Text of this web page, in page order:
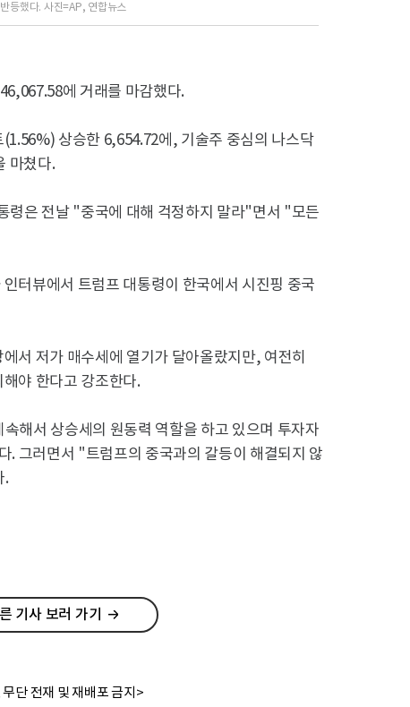
등했다. 사진=AP, 연합뉴스
에 거래를 마감했다.
상승한 6,654.72에, 기술주 중심의 나스닥
마쳤다.
령은 전날 "중국에 대해 걱정하지 말라"면서 "모든
터뷰에서 트럼프 대통령이 한국에서 시진핑 중국
서 저가 매수세에 열기가 달아올랐지만, 여전히
야 한다고 강조한다.
해서 상승세의 원동력 역할을 하고 있으며 투자자
. 그러면서 "트럼프의 중국과의 갈등이 해결되지 않
.
기사 보러 가기
단 전재 및 재배포 금지>